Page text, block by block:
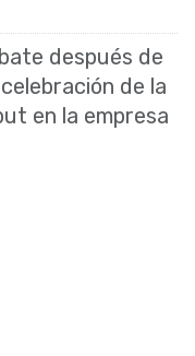
después de
de la
en la empresa